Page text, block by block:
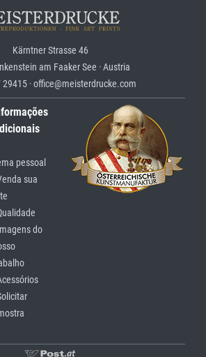
Kärntner Strasse 46
am Faaker See · Austria
· office@meisterdrucke.com
pessoal
sua
do